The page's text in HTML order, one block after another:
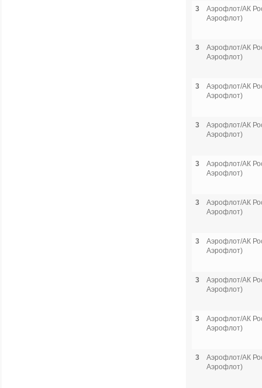
3
Аэрофлот/АК
Аэрофлот)
3
Аэрофлот/АК
Аэрофлот)
3
Аэрофлот/АК
Аэрофлот)
3
Аэрофлот/АК
Аэрофлот)
3
Аэрофлот/АК
Аэрофлот)
3
Аэрофлот/АК
Аэрофлот)
3
Аэрофлот/АК
Аэрофлот)
3
Аэрофлот/АК
Аэрофлот)
3
Аэрофлот/АК
Аэрофлот)
3
Аэрофлот/АК
Аэрофлот)